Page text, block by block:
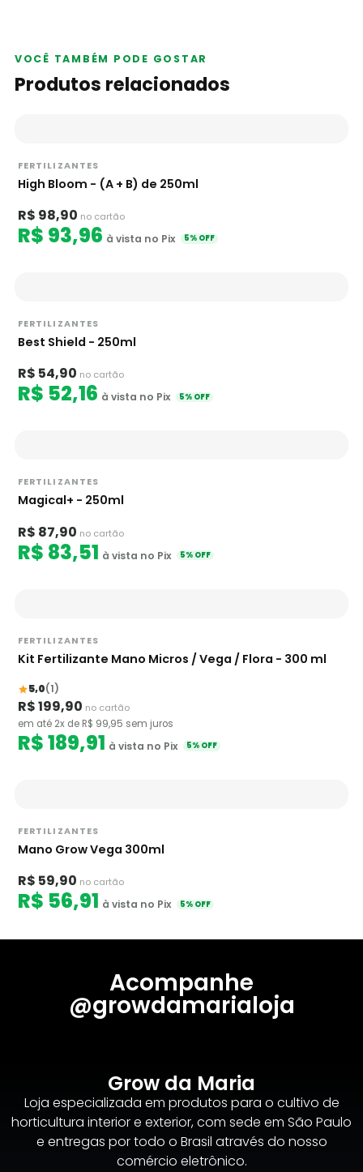
VOCÊ TAMBÉM PODE GOSTAR
Produtos relacionados
FERTILIZANTES
High Bloom - (A + B) de 250ml
R$ 98,90 no cartão
R$ 93,96 à vista no Pix 5% OFF
FERTILIZANTES
Best Shield - 250ml
R$ 54,90 no cartão
R$ 52,16 à vista no Pix 5% OFF
FERTILIZANTES
Magical+ - 250ml
R$ 87,90 no cartão
R$ 83,51 à vista no Pix 5% OFF
FERTILIZANTES
Kit Fertilizante Mano Micros / Vega / Flora - 300 ml
5,0(1)
R$ 199,90 no cartão
em até 2x de R$ 99,95 sem juros
R$ 189,91 à vista no Pix 5% OFF
FERTILIZANTES
Mano Grow Vega 300ml
R$ 59,90 no cartão
R$ 56,91 à vista no Pix 5% OFF
Acompanhe
@growdamarialoja
Grow da Maria
Loja especializada em produtos para o cultivo de
horticultura interior e exterior, com sede em São Paulo
e entregas por todo o Brasil através do nosso
comércio eletrônico.